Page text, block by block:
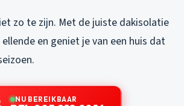
zo te zijn. Met de juiste dakisolatie
en geniet je van een huis dat
NU BEREIKBAAR